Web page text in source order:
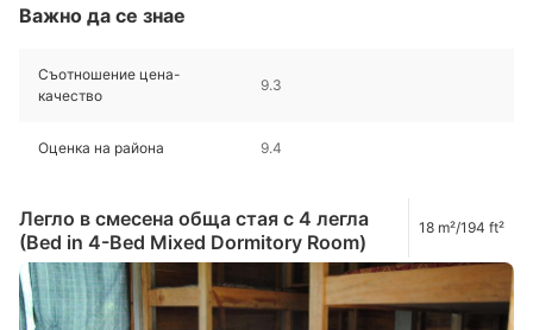
Важно да се знае
Съотношение цена-
качество
9.3
Оценка на района 9.4
Легло в смесена обща стая с 4 легла
(Bed in 4-Bed Mixed Dormitory Room)
18 m²/194 ft²